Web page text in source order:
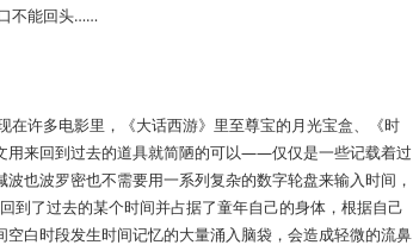
不能回头……
许多电影里，《大话西游》里至尊宝的月光宝盒、《时
用来回到过去的道具就简陋的可以——仅仅是一些记载着过
也波罗密也不需要用一系列复杂的数字轮盘来输入时间，
到了过去的某个时间并占据了童年自己的身体，根据自己
白时段发生时间记忆的大量涌入脑袋，会造成轻微的流鼻